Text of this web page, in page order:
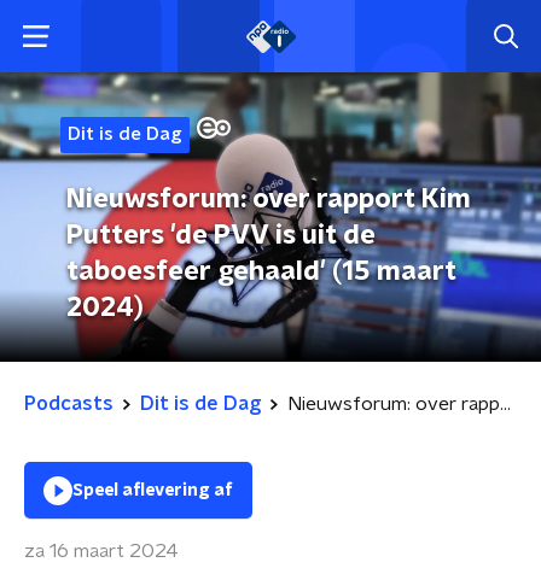
Dit is de Dag
Nieuwsforum: over rapport Kim
Putters 'de PVV is uit de
taboesfeer gehaald' (15 maart
2024)
Podcasts Dit is de Dag Nieuwsforum: over rapport Kim Putters 'de PVV is uit de taboesfeer gehaald' (15 maart 2024)
Speel aflevering af
za 16 maart 2024